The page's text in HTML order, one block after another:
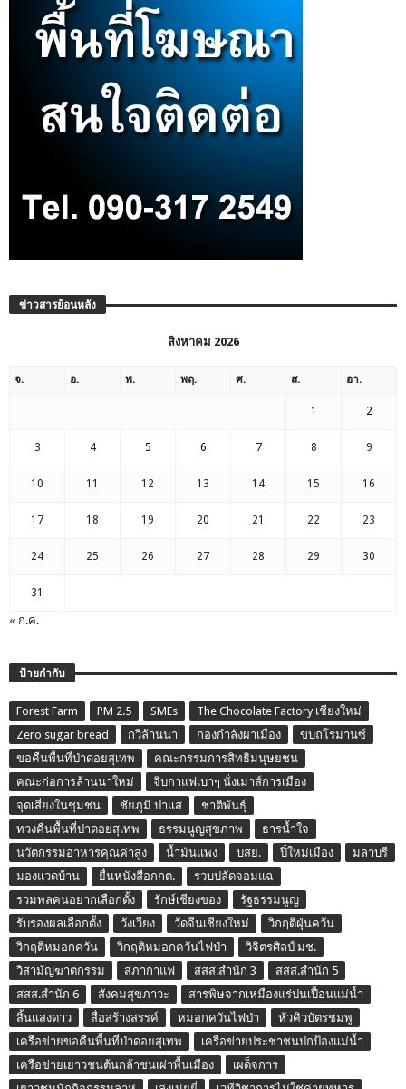
ข่าวสารย้อนหลัง
สิงหาคม 2026
จ. อ. พ. พฤ. ศ. ส. อา.
1 2
3 4 5 6 7 8 9
10 11 12 13 14 15 16
17 18 19 20 21 22 23
24 25 26 27 28 29 30
31
« ก.ค.
ป้ายกำกับ
Forest Farm PM 2.5 SMEs
The Chocolate Factory เชียงใหม่
Zero sugar bread
กวีล้านนา กองกำลังผาเมือง
ขบถโรมานซ์
ขอคืนพื้นที่ป่าดอยสุเทพ
คณะกรรมการสิทธิมนุษยชน
คณะก่อการล้านนาใหม่
จิบกาแฟเบาๆ นั่งเมาส์การเมือง
จุดเสี่ยงในชุมชน
ชัยภูมิ ป่าแส
ชาติพันธุ์
ทวงคืนพื้นที่ป่าดอยสุเทพ
ธรรมนูญสุขภาพ
ธารน้ำใจ
นวัตกรรมอาหารคุณค่าสูง
น้ำมันแพง บสย. ปี๋ใหม่เมือง
มลาบรี
มองแวดบ้าน
ยื่นหนังสือกกต.
รวบปลัดจอมแฉ
รวมพลคนอยากเลือกตั้ง
รักษ์เชียงของ
รัฐธรรมนูญ
รับรองผลเลือกตั้ง
วังเวียง วัดจีนเชียงใหม่
วิกฤติฝุ่นควัน
วิกฤติหมอกควัน
วิกฤติหมอกควันไฟป่า
วิจิตรศิลป์ มช.
วิสามัญฆาตกรรม
สภากาแฟ สสส.สำนัก 3
สสส.สำนัก 5
สสส.สำนัก 6
สังคมสุขภาวะ
สารพิษจากเหมืองแร่ปนเปื้อนแม่น้ำ
สิ้นแสงดาว
สื่อสร้างสรรค์ หมอกควันไฟป่า
หัวคิวบัตรชมพู
เครือข่ายขอคืนพื้นที่ป่าดอยสุเทพ
เครือข่ายประชาชนปกป้องแม่น้ำ
เครือข่ายเยาวชนต้นกล้าชนเผ่าพื้นเมือง
เผด็จการ